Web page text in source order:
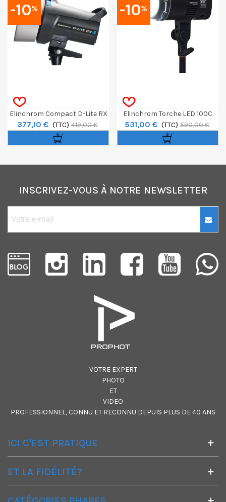
-10%
Elinchrom Compact D-Lite RX
4
377,10 € (TTC) 419,00 €
-10%
Elinchrom Torche LED 100C
531,00 € (TTC) 590,00 €
INSCRIVEZ-VOUS À NOTRE NEWSLETTER
VOTRE EXPERT
PHOTO
ET
VIDEO
PROFESSIONNEL, CONNU ET RECONNU DEPUIS PLUS DE 40 ANS
ICI C'EST PRATIQUE
ET LA FIDÉLITÉ?